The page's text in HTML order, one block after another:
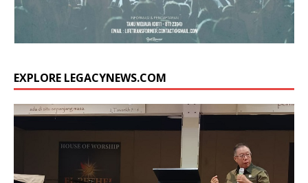
EXPLORE LEGACYNEWS.COM